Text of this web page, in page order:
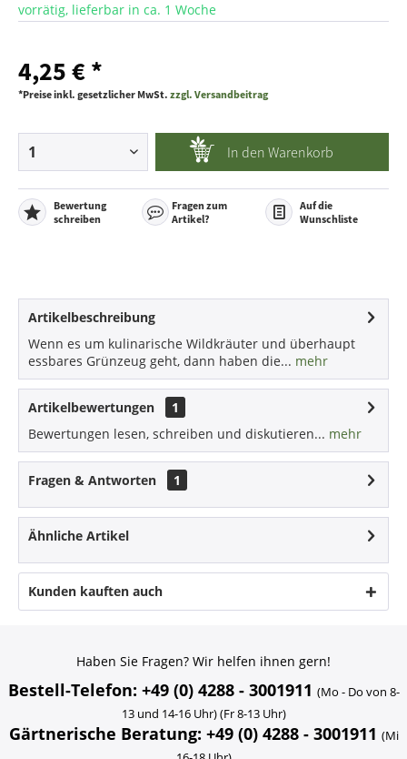
vorrätig, lieferbar in ca. 1 Woche
4,25 € *
*Preise inkl. gesetzlicher MwSt. zzgl. Versandbeitrag
In den Warenkorb
Bewertung
schreiben
Fragen zum
Artikel?
Auf die
Wunschliste
Artikelbeschreibung
Wenn es um kulinarische Wildkräuter und überhaupt
essbares Grünzeug geht, dann haben die... mehr
Artikelbewertungen
1
Bewertungen lesen, schreiben und diskutieren... mehr
Fragen & Antworten 1
Ähnliche Artikel
Kunden kauften auch
Haben Sie Fragen? Wir helfen ihnen gern!
Bestell-Telefon: +49 (0) 4288 - 3001911 (Mo - Do von 8-
13 und 14-16 Uhr) (Fr 8-13 Uhr)
Gärtnerische Beratung: +49 (0) 4288 - 3001911 (Mi